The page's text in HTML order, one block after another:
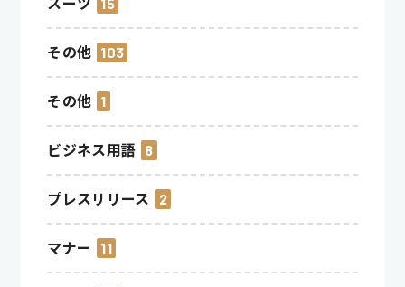
その他 103
その他 1
ビジネス用語 8
プレスリリース 2
マナー 11